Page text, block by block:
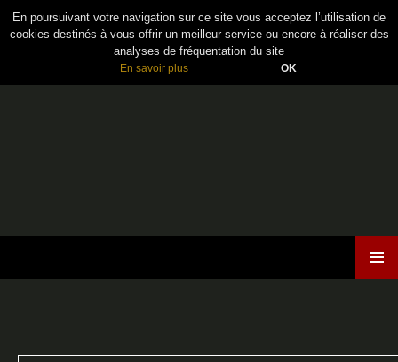
En poursuivant votre navigation sur ce site vous acceptez l’utilisation de
cookies destinés à vous offrir un meilleur service ou encore à réaliser des
analyses de fréquentation du site
En savoir plus OK